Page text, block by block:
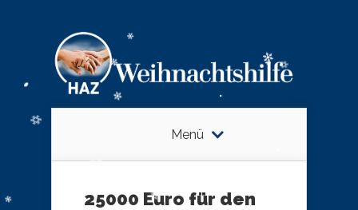
Menü
25000 Euro für den